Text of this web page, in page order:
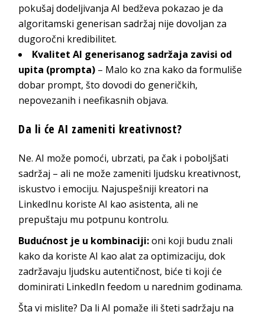
pokušaj dodeljivanja AI bedževa pokazao je da
algoritamski generisan sadržaj nije dovoljan za
dugoročni kredibilitet.
Kvalitet AI generisanog sadržaja zavisi od
upita (prompta) – Malo ko zna kako da formuliše
dobar prompt, što dovodi do generičkih,
nepovezanih i neefikasnih objava.
Da li će AI zameniti kreativnost?
Ne. AI može pomoći, ubrzati, pa čak i poboljšati
sadržaj – ali ne može zameniti ljudsku kreativnost,
iskustvo i emociju. Najuspešniji kreatori na
LinkedInu koriste AI kao asistenta, ali ne
prepuštaju mu potpunu kontrolu.
Budućnost je u kombinaciji:oni koji budu znali
kako da koriste AI kao alat za optimizaciju, dok
zadržavaju ljudsku autentičnost, biće ti koji će
dominirati LinkedIn feedom u narednim godinama.
Šta vi mislite? Da li AI pomaže ili šteti sadržaju na